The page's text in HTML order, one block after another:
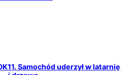
Samochód uderzył w latarnię